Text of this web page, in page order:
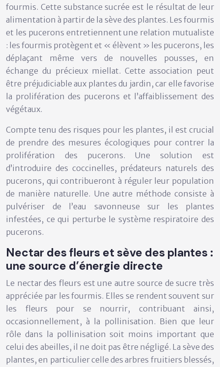
fourmis. Cette substance sucrée est le résultat de leur
alimentation à partir de la sève des plantes. Les fourmis
et les pucerons entretiennent une relation mutualiste
: les fourmis protègent et « élèvent » les pucerons, les
déplaçant même vers de nouvelles pousses, en
échange du précieux miellat. Cette association peut
être préjudiciable aux plantes du jardin, car elle favorise
la prolifération des pucerons et l’affaiblissement des
végétaux.
Compte tenu des risques pour les plantes, il est crucial
de prendre des mesures écologiques pour contrer la
prolifération des pucerons. Une solution est
d’introduire des coccinelles, prédateurs naturels des
pucerons, qui contribueront à réguler leur population
de manière naturelle. Une autre méthode consiste à
pulvériser de l’eau savonneuse sur les plantes
infestées, ce qui perturbe le système respiratoire des
pucerons.
Nectar des fleurs et sève des plantes :
une source d’énergie directe
Le nectar des fleurs est une autre source de sucre très
appréciée par les fourmis. Elles se rendent souvent sur
les fleurs pour se nourrir, contribuant ainsi,
occasionnellement, à la pollinisation. Bien que leur
rôle dans la pollinisation soit moins important que
celui des abeilles, il ne doit pas être négligé. La sève des
plantes, en particulier celle des arbres fruitiers blessés,